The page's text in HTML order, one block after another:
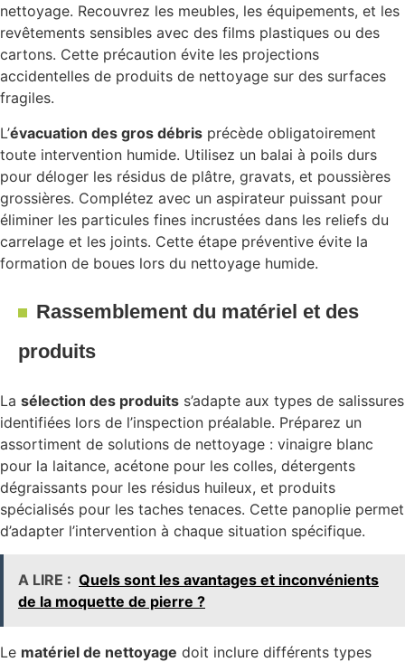
nettoyage. Recouvrez les meubles, les équipements, et les
revêtements sensibles avec des films plastiques ou des
cartons. Cette précaution évite les projections
accidentelles de produits de nettoyage sur des surfaces
fragiles.
L’évacuation des gros débris précède obligatoirement
toute intervention humide. Utilisez un balai à poils durs
pour déloger les résidus de plâtre, gravats, et poussières
grossières. Complétez avec un aspirateur puissant pour
éliminer les particules fines incrustées dans les reliefs du
carrelage et les joints. Cette étape préventive évite la
formation de boues lors du nettoyage humide.
Rassemblement du matériel et des
produits
La sélection des produits s’adapte aux types de salissures
identifiées lors de l’inspection préalable. Préparez un
assortiment de solutions de nettoyage : vinaigre blanc
pour la laitance, acétone pour les colles, détergents
dégraissants pour les résidus huileux, et produits
spécialisés pour les taches tenaces. Cette panoplie permet
d’adapter l’intervention à chaque situation spécifique.
A LIRE : Quels sont les avantages et inconvénients
de la moquette de pierre ?
Le matériel de nettoyage doit inclure différents types